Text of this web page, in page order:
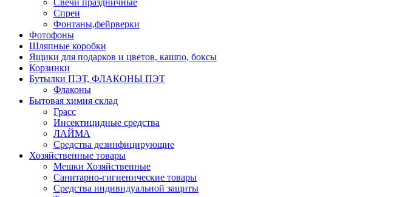
Свечи праздничные
Спреи
Фонтаны,фейрверки
Фотофоны
Шляпные коробки
Ящики для подарков и цветов, кашпо, боксы
Корзинки
Бутылки ПЭТ, ФЛАКОНЫ ПЭТ
Флаконы
Бытовая химия склад
Грасс
Инсектицидные средства
ЛАЙМА
Средства дезинфицирующие
Хозяйственные товары
Мешки Хозяйственные
Санитарно-гигиенические товары
Средства индивидуальной защиты